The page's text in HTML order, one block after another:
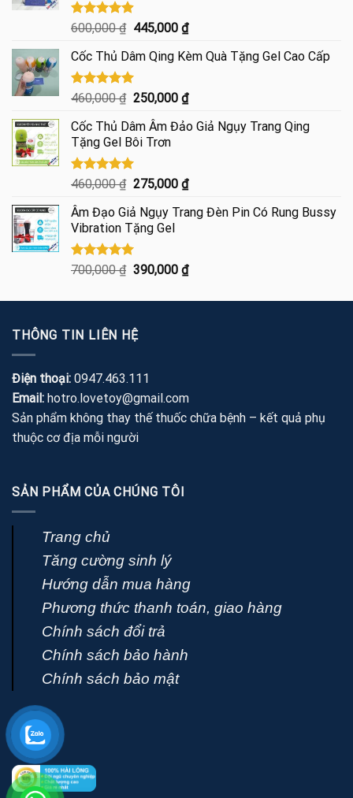
Được xếp
4.85
5 sao
600,000₫ Giá
là:
600,000 ₫.
445,000 ₫Giá
tại
445,000 ₫.
Cốc Thủ Dâm Qing Kèm Quà Tặng Gel Cao Cấp
Được xếp
5.00
5 sao
460,000₫ Giá
là:
460,000 ₫.
250,000 ₫Giá
tại
Cốc Thủ Dâm Âm Đảo Giả Ngụy Trang Qing
Tặng Gel Bôi Trơn
Được xếp
5.00
5 sao
460,000₫ Giá
là:
460,000 ₫.
275,000 ₫Giá
tại
Âm Đạo Giả Ngụy Trang Đèn Pin Có Rung Bussy
Vibration Tặng Gel
Được xếp
5.00
700,000₫ Giá
là:
390,000 ₫Giá
tại
THÔNG TIN LIÊN HỆ
Điện thoại: 0947.463.111
Email: hotro.lovetoy@gmail.com
Sản phẩm không thay thế thuốc chữa bệnh – kết quả phụ
thuộc cơ địa mỗi người
SẢN PHẨM CỦA CHÚNG TÔI
Trang chủ
Tăng cường sinh lý
Hướng dẫn mua hàng
Phương thức thanh toán, giao hàng
Chính sách đổi trả
Chính sách bảo hành
Chính sách bảo mật